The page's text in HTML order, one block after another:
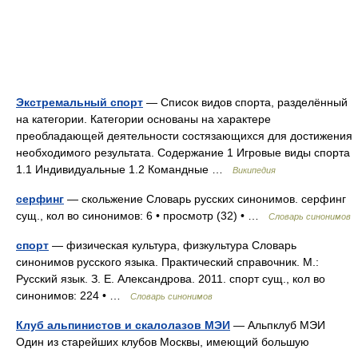
Экстремальный спорт — Список видов спорта, разделённый
на категории. Категории основаны на характере
преобладающей деятельности состязающихся для достижения
необходимого результата. Содержание 1 Игровые виды спорта
1.1 Индивидуальные 1.2 Командные …
Википедия
серфинг — скольжение Словарь русских синонимов. серфинг
сущ., кол во синонимов: 6 • просмотр (32) • …
Словарь синонимов
спорт — физическая культура, физкультура Словарь
синонимов русского языка. Практический справочник. М.:
Русский язык. З. Е. Александрова. 2011. спорт сущ., кол во
синонимов: 224 • …
Словарь синонимов
Клуб альпинистов и скалолазов МЭИ — Альпклуб МЭИ
Один из старейших клубов Москвы, имеющий большую